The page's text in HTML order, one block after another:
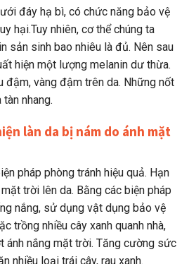
đáy hạ bì, có chức năng bảo vệ
hại.Tuy nhiên, cơ thể chúng ta
sản sinh bao nhiêu là đủ. Nên sau
hiện một lượng melanin dư thừa.
đậm, vàng đậm trên da. Những nốt
nhang.
làn da bị nám do ánh mặt
pháp phòng tránh hiệu quả. Hạn
trời lên da. Bằng các biện pháp
nắng, sử dụng vật dụng bảo vệ
trồng nhiều cây xanh quanh nhà,
ánh nắng mặt trời. Tăng cường sức
nhiều loại trái cây, rau xanh.